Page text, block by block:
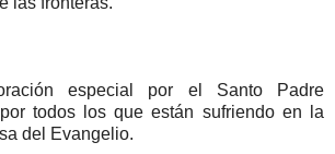
especial por el Santo Padre
todos los que están sufriendo en la
del Evangelio.